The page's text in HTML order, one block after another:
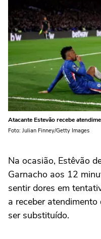
Atacante Estevão recebe
Foto: Julian Finney/Getty Images
Na ocasião, Estêvão
Garnacho aos 12
sentir dores em
a receber
ser substituído.